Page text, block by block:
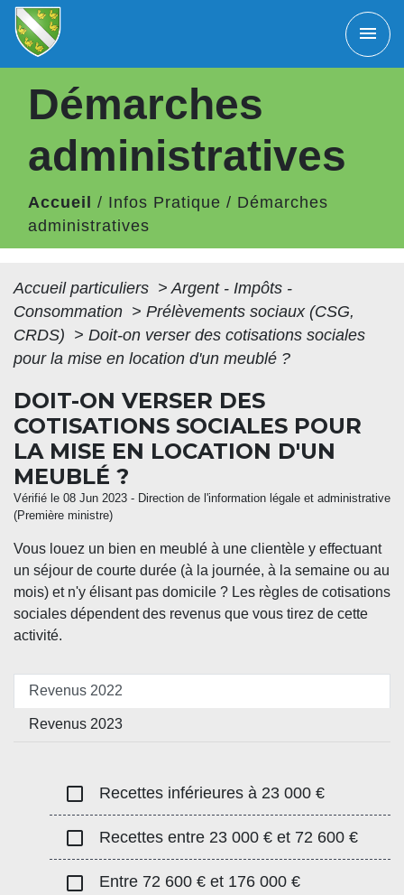
menu
Démarches
administratives
Accueil / Infos Pratique / Démarches
administratives
Accueil particuliers > Argent - Impôts -
Consommation > Prélèvements sociaux (CSG,
CRDS) > Doit-on verser des cotisations sociales
pour la mise en location d'un meublé ?
DOIT-ON VERSER DES
COTISATIONS SOCIALES POUR
LA MISE EN LOCATION D'UN
MEUBLÉ ?
Vérifié le 08 Jun 2023 - Direction de l'information légale et administrative
(Première ministre)
Vous louez un bien en meublé à une clientèle y effectuant
un séjour de courte durée (à la journée, à la semaine ou au
mois) et n'y élisant pas domicile ? Les règles de cotisations
sociales dépendent des revenus que vous tirez de cette
activité.
Revenus 2022
Revenus 2023
check_box_outline_blank Recettes inférieures à 23 000 €
check_box_outline_blank Recettes entre 23 000 € et 72 600 €
check_box_outline_blank Entre 72 600 € et 176 000 €